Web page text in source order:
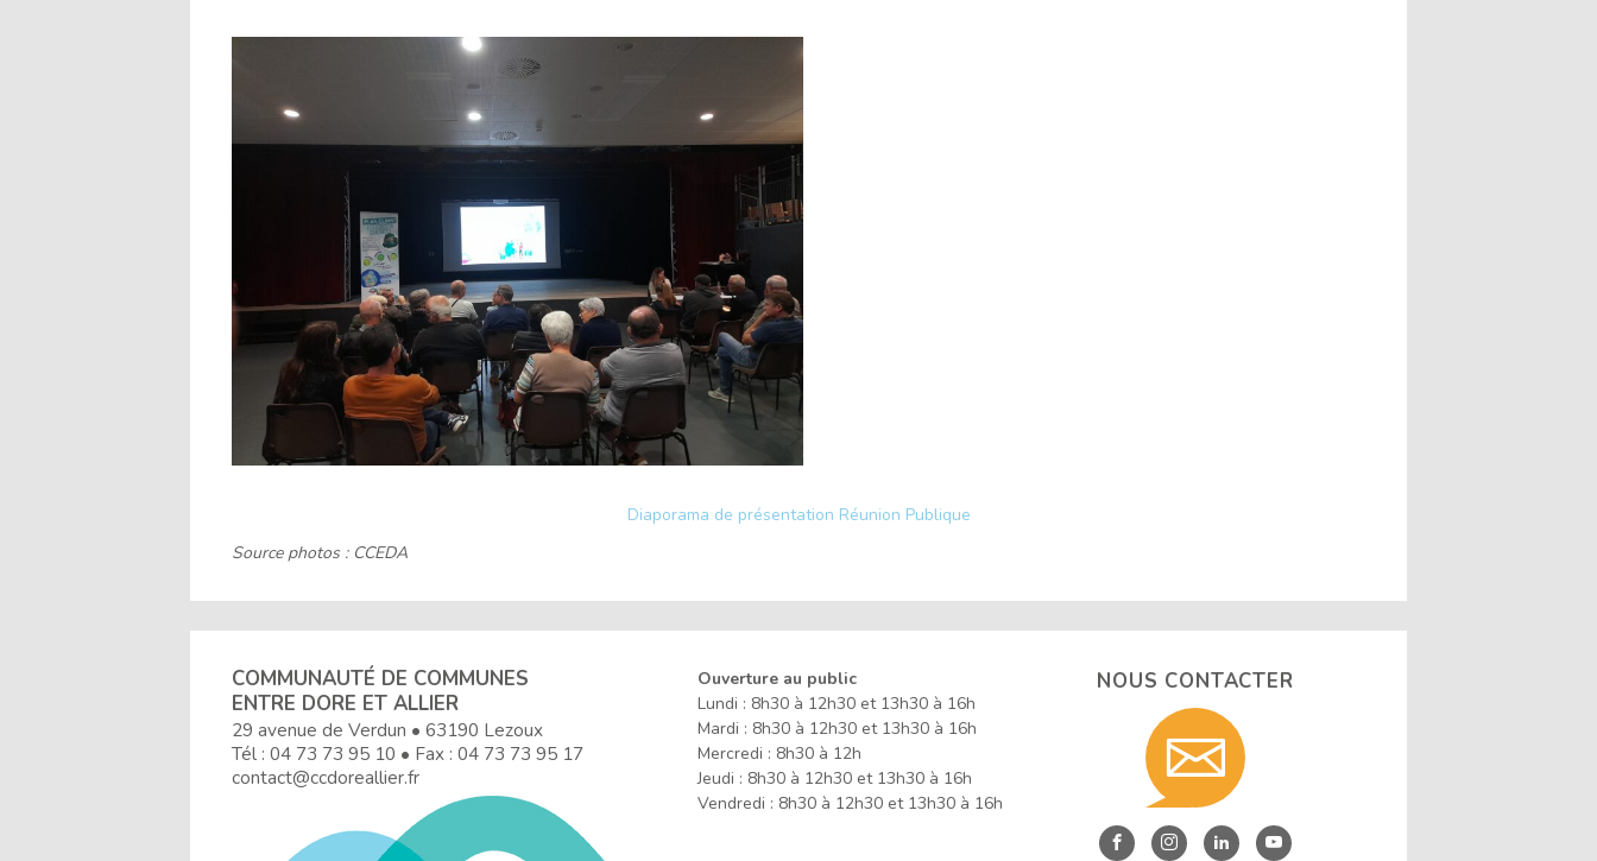
Diaporama de présentation Réunion Publique
Source photos : CCEDA
COMMUNAUTÉ DE COMMUNES
ENTRE DORE ET ALLIER
29 avenue de Verdun • 63190 Lezoux
Tél : 04 73 73 95 10 • Fax : 04 73 73 95 17
contact@ccdoreallier.fr
Ouverture au public
Lundi : 8h30 à 12h30 et 13h30 à 16h
Mardi : 8h30 à 12h30 et 13h30 à 16h
Mercredi : 8h30 à 12h
Jeudi : 8h30 à 12h30 et 13h30 à 16h
Vendredi : 8h30 à 12h30 et 13h30 à 16h
NOUS CONTACTER
Entre Entre Entre Entre